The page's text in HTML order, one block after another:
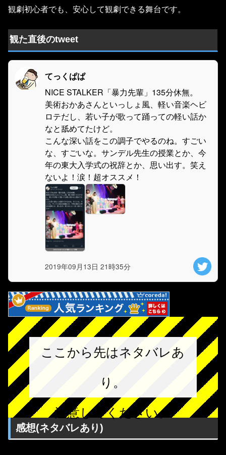
観劇初心者でも、安心して観劇できる舞台です。
観た直後のtweet
てっくぱぱ
NICE STALKER「暴力先輩」135分休無。
美術おかあさんといっしょ風、軽い音楽ヘビ
ロテだし、若い子が歌って踊っての軽い話か
なと舐めてたけど。
こんな深い話をこの調子でやるのね。すごい
な、すごいな。サンデル先生の授業とか、今
年の東大入学式の祝辞とか、思い出す。笑え
ないよ！涙！超オススメ！
2019年09月13日 21時35分
ここから先はネタバレあ
り。
注意してください。
感想(ネタバレあり)